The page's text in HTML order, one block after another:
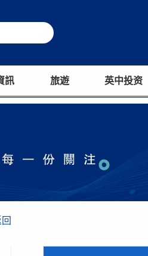
訊 旅遊 英中投资